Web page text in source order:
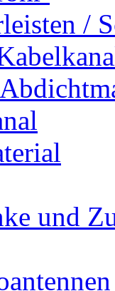
/
und